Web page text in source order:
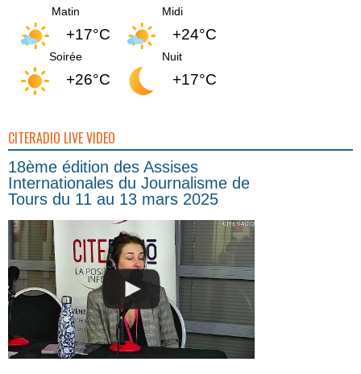
Matin
+17°C
Midi
+24°C
Soirée
+26°C
Nuit
+17°C
CITERADIO LIVE VIDEO
18ème édition des Assises
Internationales du Journalisme de
Tours du 11 au 13 mars 2025